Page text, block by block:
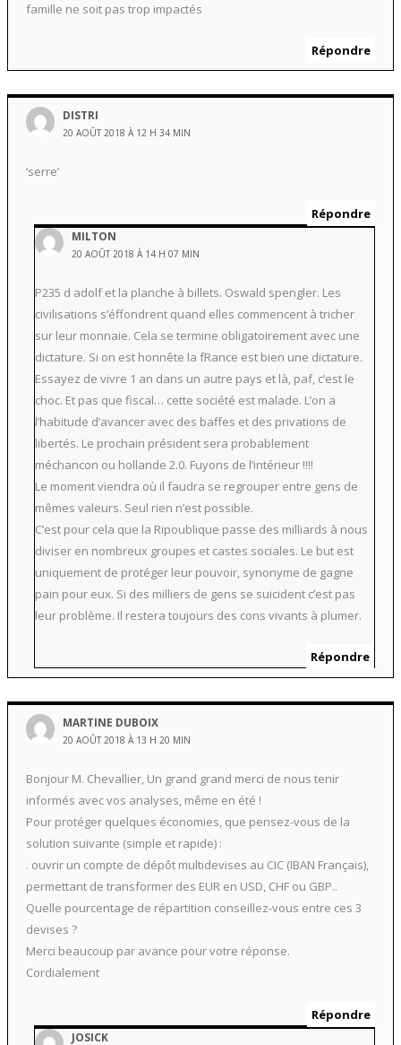
famille ne soit pas trop impactés
Répondre
DISTRI
20 AOÛT 2018 À 12 H 34 MIN
‘serre’
Répondre
MILTON
20 AOÛT 2018 À 14 H 07 MIN
P235 d adolf et la planche à billets. Oswald spengler. Les
civilisations s’éffondrent quand elles commencent à tricher
sur leur monnaie. Cela se termine obligatoirement avec une
dictature. Si on est honnête la fRance est bien une dictature.
Essayez de vivre 1 an dans un autre pays et là, paf, c’est le
choc. Et pas que fiscal… cette société est malade. L’on a
l’habitude d’avancer avec des baffes et des privations de
libertés. Le prochain président sera probablement
méchancon ou hollande 2.0. Fuyons de l’intérieur !!!!
Le moment viendra où il faudra se regrouper entre gens de
mêmes valeurs. Seul rien n’est possible.
C’est pour cela que la Ripoublique passe des milliards à nous
diviser en nombreux groupes et castes sociales. Le but est
uniquement de protéger leur pouvoir, synonyme de gagne
pain pour eux. Si des milliers de gens se suicident c’est pas
leur problème. Il restera toujours des cons vivants à plumer.
Répondre
MARTINE DUBOIX
20 AOÛT 2018 À 13 H 20 MIN
Bonjour M. Chevallier, Un grand grand merci de nous tenir
informés avec vos analyses, même en été !
Pour protéger quelques économies, que pensez-vous de la
solution suivante (simple et rapide) :
. ouvrir un compte de dépôt multidevises au CIC (IBAN Français),
permettant de transformer des EUR en USD, CHF ou GBP..
Quelle pourcentage de répartition conseillez-vous entre ces 3
devises ?
Merci beaucoup par avance pour votre réponse.
Cordialement
Répondre
JOSICK